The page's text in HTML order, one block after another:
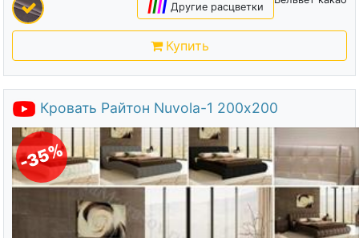
|||| Другие расцветки
Купить
Кровать Райтон Nuvola-1 200х200
-35%